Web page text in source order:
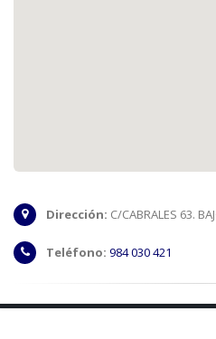
Dirección: C/CABRALES 63.
Teléfono: 984 030 421